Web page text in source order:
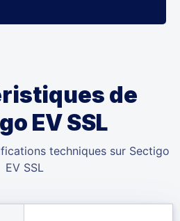
de
EV SSL
techniques sur Sectigo
EV SSL